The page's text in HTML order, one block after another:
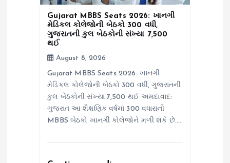
Gujarat MBBS Seats 2026: ખાનગી
મેડિકલ કોલેજોની બેઠકો 300 વધી,
ગુજરાતની કુલ બેઠકોની સંખ્યા 7,500
થઈ
August 8, 2026
Gujarat MBBS Seats 2026: ખાનગી
મેડિકલ કોલેજોની બેઠકો 300 વધી, ગુજરાતની
કુલ બેઠકોની સંખ્યા 7,500 થઈ અમદાવાદ:
ગુજરાત આ શૈક્ષણિક વર્ષમાં 300 વધારાની
MBBS બેઠકો ખાનગી કોલેજોને મળી શકે છે.…